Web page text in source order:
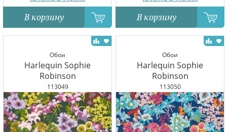
В корзину В корзину
Обои
Harlequin Sophie
Robinson
113049
Обои
Harlequin Sophie
Robinson
113050